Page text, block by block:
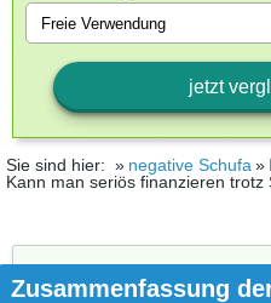
jetzt
Sie sind hier: negative Schufa
Kann man seriös finanzieren trotz
Zusammenfassung